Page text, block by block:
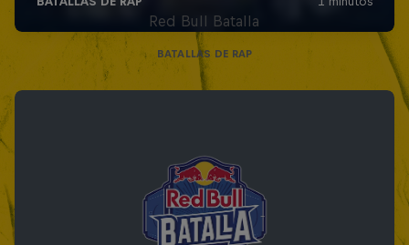
Red Bull Batalla
BATALLAS DE RAP